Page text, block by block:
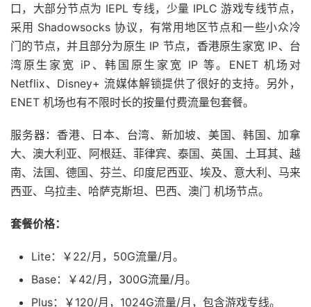
口，大部分节点为 IEPL 专线，少量 IPLC 游戏专线节点，
采用 Shadowsocks 协议，有常用地区节点和一些小众冷
门的节点，并且部分为原生 IP 节点，香港原生家宽 IP、台
湾原生家宽 iP、韩国原生家宽 IP 等。ENET 机场对
Netflix、Disney+ 流媒体解锁提供了很好的支持。另外，
ENET 机场也有不限时长的按量付费流量包套餐。
服务器：香港、日本、台湾、新加坡、美国、韩国、加拿
大、澳大利亚、阿根廷、菲律宾、泰国、英国、土耳其、越
南、法国、德国、芬兰、印度尼西亚、埃及、意大利、马来
西亚、乌拉圭、哈萨克斯坦、巴西、澳门 机场节点。
套餐价格：
Lite：￥22/月，50G流量/月。
Base：￥42/月，300G流量/月。
Plus：￥120/月，1024G流量/月，包含游戏专线。